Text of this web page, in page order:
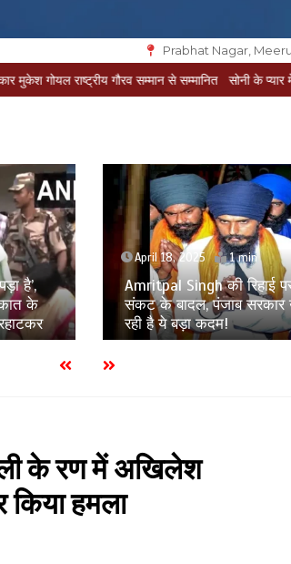
Prabhat Nagar,
गौरव सम्मान से सम्मानित सोनी के प्यार में दीवानी सीता
छाए
जा
April 17, 2025 1 min
Murshidabad Violence:
उत्पीड़न की जांच करेगा
जांच समिति का गठन
के रण में अख‍िलेश
हमला